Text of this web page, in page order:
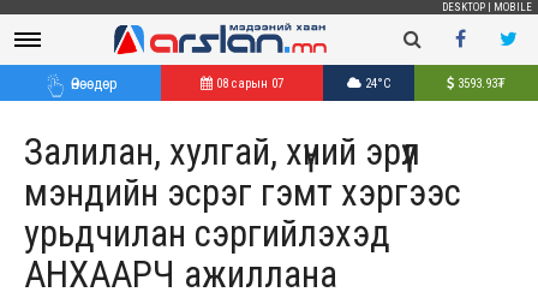
DESKTOP MOBILE
Өнөөдөр 08 сарын 07 24°C 3593.93₮
Залилан, хулгай, хүний эрүүл
мэндийн эсрэг гэмт хэргээс
урьдчилан сэргийлэхэд
АНХААРЧ ажиллана